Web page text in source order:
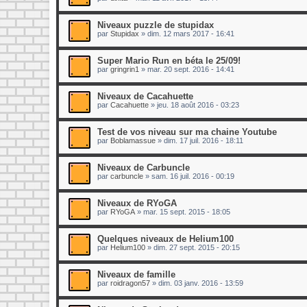
Niveaux puzzle de stupidax
par Stupidax » dim. 12 mars 2017 - 16:41
Super Mario Run en béta le 25/09!
par gringrin1 » mar. 20 sept. 2016 - 14:41
Niveaux de Cacahuette
par Cacahuette » jeu. 18 août 2016 - 03:23
Test de vos niveau sur ma chaine Youtube
par Boblamassue » dim. 17 juil. 2016 - 18:11
Niveaux de Carbuncle
par carbuncle » sam. 16 juil. 2016 - 00:19
Niveaux de RYoGA
par RYoGA » mar. 15 sept. 2015 - 18:05
Quelques niveaux de Helium100
par Helium100 » dim. 27 sept. 2015 - 20:15
Niveaux de famille
par roidragon57 » dim. 03 janv. 2016 - 13:59